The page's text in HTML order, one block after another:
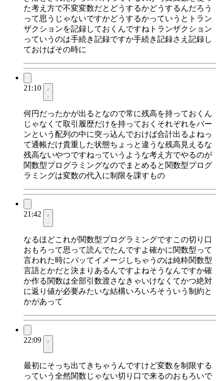
た考え方で不変変数だとどうするかどうするんだろう
って思うじゃないですかどうするかっていうとトラン
ザクションを記録しておくんですねトランザクション
っていうのは手続き記録ですか手続き記録さえ記録し
ておけばその時に
21:10
何円だったかが出るとなので常に残高を持っておくん
じゃなくて取引履歴だけを持っておくそれぞれをバー
ンという配列の中に突っ込んでおけば合計出るよねっ
て通帳だけ貴重した状態ちょっと違うな残高見えるな
残高ないやつですねっていうような考え方でやるのが
関数型プログラミングなのでまとめると関数型プログ
ラミングは変数の代入に制限を課すもの
21:42
なるほどこれが関数型プログラミングですこの切り口
おもろって思って読んでたんですよ確かに関数型って
言われた時にパッてイメージしちゃうのは純粋関数型
言語とかだと決まりあるんですよねそうなんですか確
か作る関数は全部引数渡さなきゃいけなくてかつ絶対
に返り値が必要みたいな結構いろいろそういう制約と
かがあって
22:09
最初にそっち出てきちゃうんですけど変数を制限する
っていう全然関数じゃない切り口で来るのおもろいで